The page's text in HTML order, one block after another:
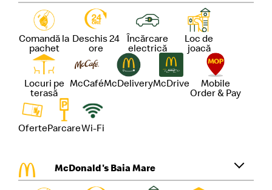
Comandă la
pachet
Deschis 24
ore
Încărcare
electrică
Loc de
joacă
Locuri pe
terasă
McCaféMcDeliveryMcDrive
Mobile
Order & Pay
OferteParcareWi-Fi
McDonald's Baia Mare